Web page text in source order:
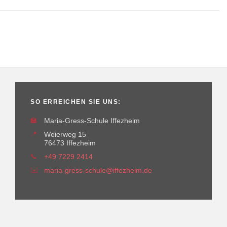
SO ERREICHEN SIE UNS:
🏫
Maria-Gress-Schule Iffezheim
📍
Weierweg 15
76473 Iffezheim
📞
+49 7229 2414
✉️
maria-gress-schule@iffezheim.de